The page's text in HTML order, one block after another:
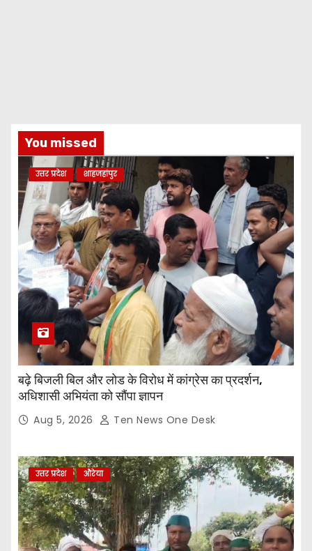
You missed
उत्तर प्रदेश शाहजहांपुर
बढ़े बिजली बिल और लोड के विरोध में कांग्रेस का प्रदर्शन,
अधिशासी अभियंता को सौंपा ज्ञापन
Aug 5, 2026 Ten News One Desk
उत्तर प्रदेश औरेया